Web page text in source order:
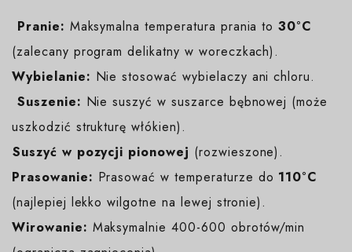
Pranie: Maksymalna temperatura prania to30°C
(zalecany program delikatny w woreczkach).
Wybielanie: Nie stosować wybielaczy ani chloru.
Suszenie: Nie suszyć w suszarce bębnowej (może
uszkodzić strukturę włókien).
️Suszyć w pozycji pionowej (rozwieszone).
Prasowanie: Prasować w temperaturze do 110°C
(najlepiej lekko wilgotne na lewej stronie).
Wirowanie: Maksymalnie 400-600 obrotów/min